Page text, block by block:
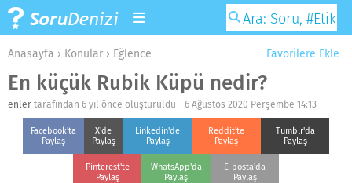
Favorilere Ekle
Anasayfa › Konular › Eğlence
En küçük Rubik Küpü nedir?
enler tarafından 6 yıl önce oluşturuldu - 6 Ağustos 2020 Perşembe 14:13
Facebook'ta
Paylaş
X'de
Paylaş
Linkedin'de
Paylaş
Reddit'te
Paylaş
Tumblr'da
Paylaş
Pinterest'te
Paylaş
WhatsApp'da
Paylaş
E-posta'da
Paylaş